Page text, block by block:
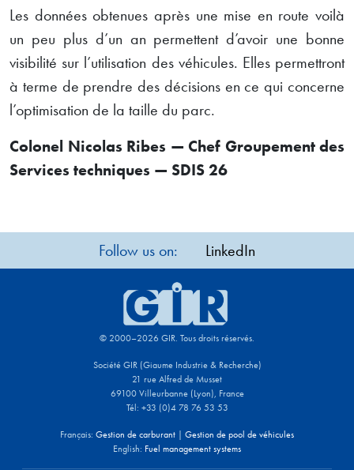
Les données obtenues après une mise en route voilà
un peu plus d’un an permettent d’avoir une bonne
visibilité sur l’utilisation des véhicules. Elles permettront
à terme de prendre des décisions en ce qui concerne
l’optimisation de la taille du parc.
Colonel Nicolas Ribes — Chef Groupement des
Services techniques — SDIS 26
Follow us on: LinkedIn
© 2000–2026 GIR. Tous droits réservés.
Société GIR (Giaume Industrie & Recherche)
21 rue Alfred de Musset
69100 Villeurbanne (Lyon), France
Tél: +33 (0)4 78 76 53 53
Français: Gestion de carburant | Gestion de pool de véhicules
English: Fuel management systems